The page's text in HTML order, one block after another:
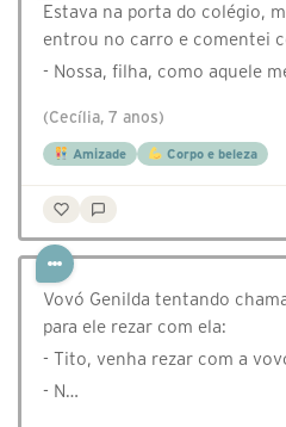
Estava na porta do colégio,
entrou no carro e comentei
- Nossa, filha, como aquele
(Cecília, 7 anos)
Amizade Corpo e beleza
Vovó Genilda tentando
para ele rezar com ela:
- Tito, venha rezar com a
- N…